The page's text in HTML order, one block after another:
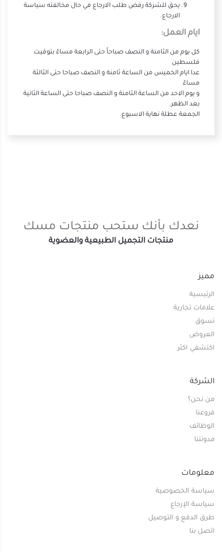
يحق للشركة رفض طلب الارجاع في حال مخالفته سياسة
الارجاع.
ايام العمل:
كل يوم من الثامنة و النصف صباحاً حتى الرابعة مساءً بتوقيت
فلسطين
عدا ايام الخميس من الساعة ثامنة و النصف صباحا حتى الثالثة
مساءً
و يوم الاحد من الساعة الثامنة و النصف صباحا حتى الساعة الثانية
بعد الظهر.
الجمعة عطلة نهاية الاسبوع.
نعدك بأنك ستحب منتجات مسك
منتجات التجميل الطبيعية والعضوية
مميز
الرئيسية
علامات تجارية
تسوق
العروض
اكتشفي اكثر
الشركة
من نحن؟
فروعنا
الوظائف
مدونتنا
معلومات
سياسة الخصوصية
سياسة الإرجاع
طرق الدفع و التوصيل
اتصل بنا